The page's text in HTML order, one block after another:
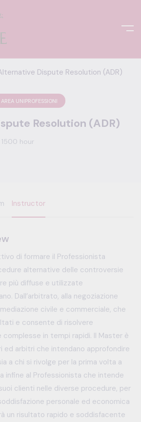
Dispute Resolution (ADR)
UNIPROFESSIONI
Resolution (ADR)
1500 hour
Instructor
di formare il Professionista
alternative delle controversie
più diffuse e utilizzate
Dall’arbitrato, alla negoziazione
civile e commerciale, che
e consente di risolvere
in tempi rapidi. Il Master è
ed arbitri che intendano approfondire
a chi si rivolge per la prima volta a
infine al Professionista che intende
clienti nelle diverse procedure, per
personale ed economica
un risultato rapido e soddisfacente